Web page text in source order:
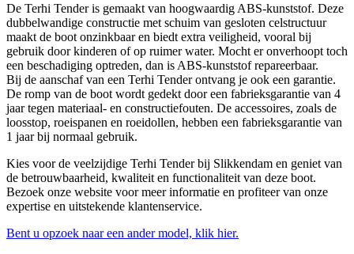
De Terhi Tender is gemaakt van hoogwaardig ABS-kunststof. Deze
dubbelwandige constructie met schuim van gesloten celstructuur
maakt de boot onzinkbaar en biedt extra veiligheid, vooral bij
gebruik door kinderen of op ruimer water. Mocht er onverhoopt toch
een beschadiging optreden, dan is ABS-kunststof repareerbaar.
Bij de aanschaf van een Terhi Tender ontvang je ook een garantie.
De romp van de boot wordt gedekt door een fabrieksgarantie van 4
jaar tegen materiaal- en constructiefouten. De accessoires, zoals de
loosstop, roeispanen en roeidollen, hebben een fabrieksgarantie van
1 jaar bij normaal gebruik.
Kies voor de veelzijdige Terhi Tender bij Slikkendam en geniet van
de betrouwbaarheid, kwaliteit en functionaliteit van deze boot.
Bezoek onze website voor meer informatie en profiteer van onze
expertise en uitstekende klantenservice.
Bent u opzoek naar een ander model, klik hier.